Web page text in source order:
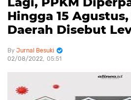
Hingga 15
Daerah Disebut
Jurnal Besuki
02/08/2022 05:51